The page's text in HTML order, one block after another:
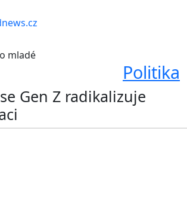
mladé
Politika
Gen Z radikalizuje